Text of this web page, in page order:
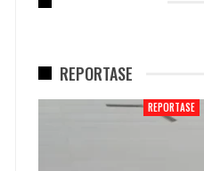
REPORTASE
REPORTASE